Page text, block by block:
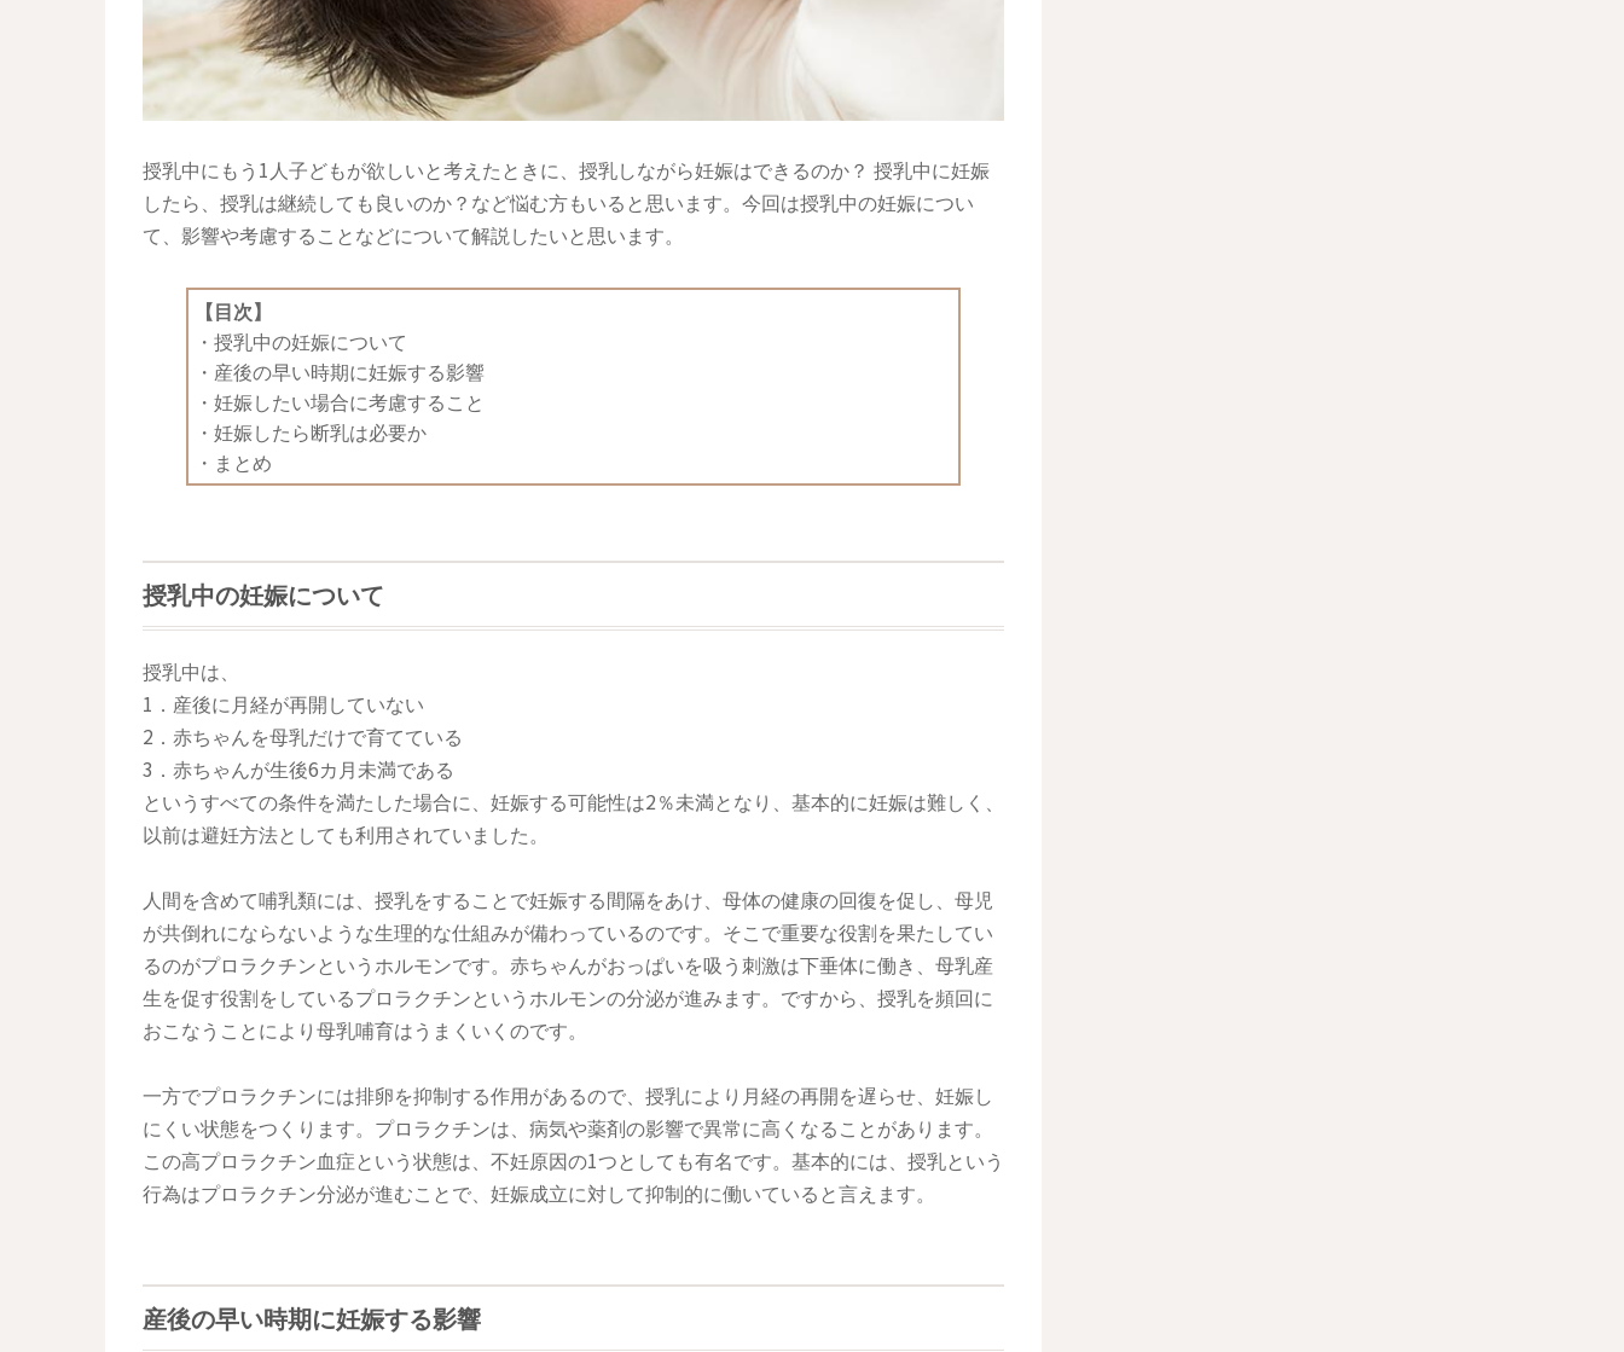
授乳中にもう1人子どもが欲しいと考えたときに、授乳しながら妊娠はできるのか？ 授乳中に妊娠
したら、授乳は継続しても良いのか？など悩む方もいると思います。今回は授乳中の妊娠につい
て、影響や考慮することなどについて解説したいと思います。
【目次】
・ 授乳中の妊娠について
・ 産後の早い時期に妊娠する影響
・ 妊娠したい場合に考慮すること
・ 妊娠したら断乳は必要か
・ まとめ
授乳中の妊娠について
授乳中は、
1．産後に月経が再開していない
2．赤ちゃんを母乳だけで育てている
3．赤ちゃんが生後6カ月未満である
というすべての条件を満たした場合に、妊娠する可能性は2％未満となり、基本的に妊娠は難しく、
以前は避妊方法としても利用されていました。
人間を含めて哺乳類には、授乳をすることで妊娠する間隔をあけ、母体の健康の回復を促し、母児
が共倒れにならないような生理的な仕組みが備わっているのです。そこで重要な役割を果たしてい
るのがプロラクチンというホルモンです。赤ちゃんがおっぱいを吸う刺激は下垂体に働き、母乳産
生を促す役割をしているプロラクチンというホルモンの分泌が進みます。ですから、授乳を頻回に
おこなうことにより母乳哺育はうまくいくのです。
一方でプロラクチンには排卵を抑制する作用があるので、授乳により月経の再開を遅らせ、妊娠し
にくい状態をつくります。プロラクチンは、病気や薬剤の影響で異常に高くなることがあります。
この高プロラクチン血症という状態は、不妊原因の1つとしても有名です。基本的には、授乳という
行為はプロラクチン分泌が進むことで、妊娠成立に対して抑制的に働いていると言えます。
産後の早い時期に妊娠する影響